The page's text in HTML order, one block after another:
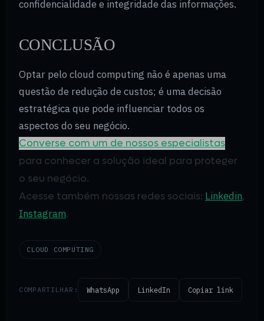
confidencialidade e integridade das informações.
CONCLUSÃO
Optar pelo cloud computing não é apenas uma
questão de redução de custos; é uma decisão
estratégica que pode influenciar todos os
aspectos do seu negócio.
Converse com um de nossos especialistas
para conhecer a solução ideal para proteger
o seu negócio.
Acesse também nossas redes sociais: Linkedin,
Instagram.
CLOUD COMPUTING
COMPARTILHAR: WhatsApp LinkedIn Copiar link